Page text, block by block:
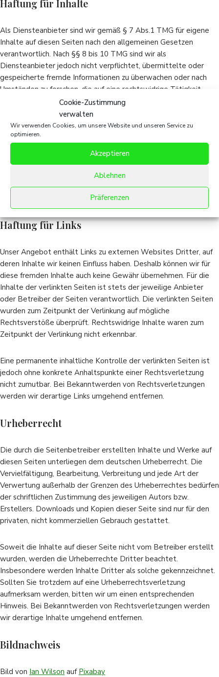
Cookie-Zustimmung
verwalten
Wir verwenden Cookies, um unsere Website und unseren Service zu
optimieren.
Akzeptieren
Ablehnen
Präferenzen
Haftung für Inhalte
Als Diensteanbieter sind wir gemäß § 7 Abs.1 TMG für eigene
Inhalte auf diesen Seiten nach den allgemeinen Gesetzen
verantwortlich. Nach §§ 8 bis 10 TMG sind wir als
Diensteanbieter jedoch nicht verpflichtet, übermittelte oder
gespeicherte fremde Informationen zu überwachen oder nach
Umständen zu forschen, die auf eine rechtswidrige Tätigkeit
Verpflichtungen zur Entfernung oder Sperrung der Nutzung von
Informationen nach den allgemeinen Gesetzen bleiben hiervon
unberührt. Eine diesbezügliche Haftung ist jedoch erst ab dem
Zeitpunkt der Kenntnis einer konkreten Rechtsverletzung
möglich. Bei Bekanntwerden von entsprechenden
Rechtsverletzungen werden wir diese Inhalte umgehend
Haftung für Links
Unser Angebot enthält Links zu externen Websites Dritter, auf
deren Inhalte wir keinen Einfluss haben. Deshalb können wir für
diese fremden Inhalte auch keine Gewähr übernehmen. Für die
Inhalte der verlinkten Seiten ist stets der jeweilige Anbieter
oder Betreiber der Seiten verantwortlich. Die verlinkten Seiten
wurden zum Zeitpunkt der Verlinkung auf mögliche
Rechtsverstöße überprüft. Rechtswidrige Inhalte waren zum
Zeitpunkt der Verlinkung nicht erkennbar.
Eine permanente inhaltliche Kontrolle der verlinkten Seiten ist
jedoch ohne konkrete Anhaltspunkte einer Rechtsverletzung
nicht zumutbar. Bei Bekanntwerden von Rechtsverletzungen
werden wir derartige Links umgehend entfernen.
Urheberrecht
Die durch die Seitenbetreiber erstellten Inhalte und Werke auf
diesen Seiten unterliegen dem deutschen Urheberrecht. Die
Vervielfältigung, Bearbeitung, Verbreitung und jede Art der
Verwertung außerhalb der Grenzen des Urheberrechtes bedürfen
der schriftlichen Zustimmung des jeweiligen Autors bzw.
Erstellers. Downloads und Kopien dieser Seite sind nur für den
privaten, nicht kommerziellen Gebrauch gestattet.
Soweit die Inhalte auf dieser Seite nicht vom Betreiber erstellt
wurden, werden die Urheberrechte Dritter beachtet.
Insbesondere werden Inhalte Dritter als solche gekennzeichnet.
Sollten Sie trotzdem auf eine Urheberrechtsverletzung
aufmerksam werden, bitten wir um einen entsprechenden
Hinweis. Bei Bekanntwerden von Rechtsverletzungen werden
wir derartige Inhalte umgehend entfernen.
Bildnachweis
Bild von Ian Wilson auf Pixabay